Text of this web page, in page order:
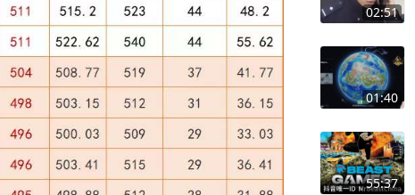
02:51
01:40
55:37